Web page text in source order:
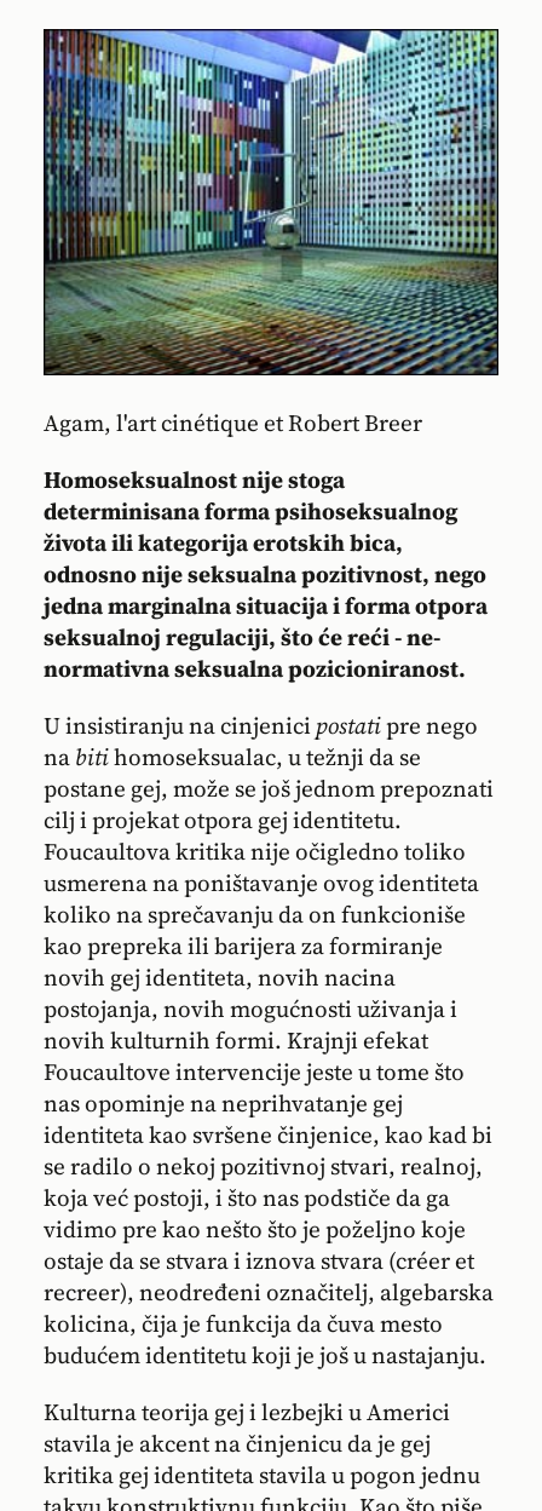
Agam, l'art cinétique et Robert Breer
Homoseksualnost nije stoga
determinisana forma psihoseksualnog
života ili kategorija erotskih bica,
odnosno nije seksualna pozitivnost, nego
jedna marginalna situacija i forma otpora
seksualnoj regulaciji, što će reći - ne-
normativna seksualna pozicioniranost.
U insistiranju na cinjenicipostatipre nego
nabitihomoseksualac, u težnji da se
postane gej, može se još jednom prepoznati
cilj i projekat otpora gej identitetu.
Foucaultova kritika nije očigledno toliko
usmerena na poništavanje ovog identiteta
koliko na sprečavanju da on funkcioniše
kao prepreka ili barijera za formiranje
novih gej identiteta, novih nacina
postojanja, novih mogućnosti uživanja i
novih kulturnih formi. Krajnji efekat
Foucaultove intervencije jeste u tome što
nas opominje na neprihvatanje gej
identiteta kao svršene činjenice, kao kad bi
se radilo o nekoj pozitivnoj stvari, realnoj,
koja već postoji, i što nas podstiče da ga
vidimo pre kao nešto što je poželjno koje
ostaje da se stvara i iznova stvara (créer et
recreer), neodređeni označitelj, algebarska
kolicina, čija je funkcija da čuva mesto
budućem identitetu koji je još u nastajanju.
Kulturna teorija gej i lezbejki u Americi
stavila je akcent na činjenicu da je gej
kritika gej identiteta stavila u pogon jednu